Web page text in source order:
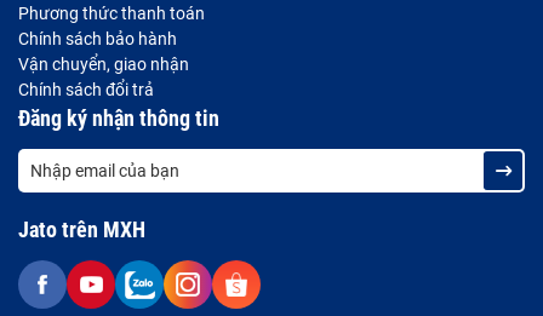
Phương thức thanh toán
Chính sách bảo hành
Vận chuyển, giao nhận
Chính sách đổi trả
Đăng ký nhận thông tin
Jato trên MXH